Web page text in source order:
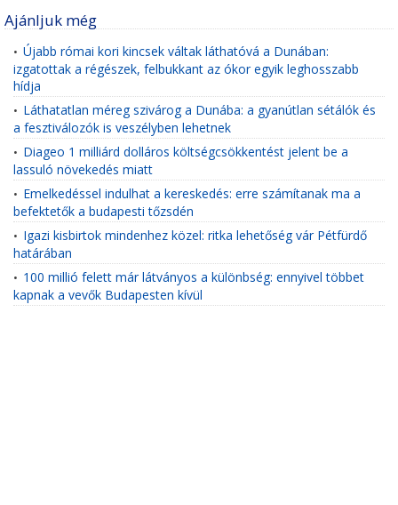
Ajánljuk még
• Újabb római kori kincsek váltak láthatóvá a Dunában:
izgatottak a régészek, felbukkant az ókor egyik leghosszabb
hídja
• Láthatatlan méreg szivárog a Dunába: a gyanútlan sétálók és
a fesztiválozók is veszélyben lehetnek
• Diageo 1 milliárd dolláros költségcsökkentést jelent be a
lassuló növekedés miatt
• Emelkedéssel indulhat a kereskedés: erre számítanak ma a
befektetők a budapesti tőzsdén
• Igazi kisbirtok mindenhez közel: ritka lehetőség vár Pétfürdő
határában
• 100 millió felett már látványos a különbség: ennyivel többet
kapnak a vevők Budapesten kívül